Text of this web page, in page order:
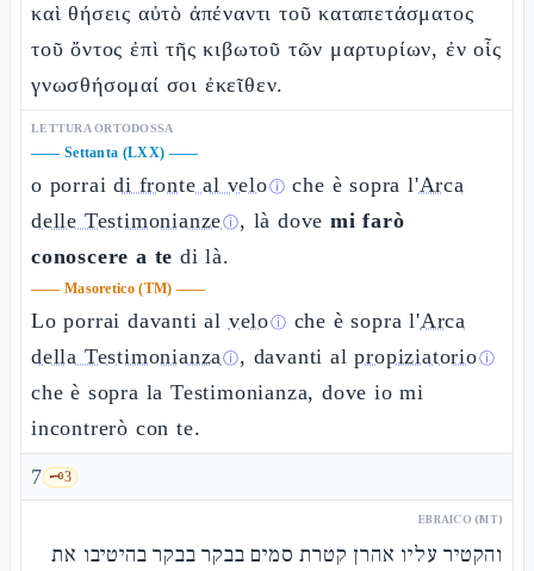
καὶ θήσεις αὐτὸ ἀπέναντι τοῦ καταπετάσματος
τοῦ ὄντος ἐπὶ τῆς κιβωτοῦ τῶν μαρτυρίων, ἐν οἷς
γνωσθήσομαί σοι ἐκεῖθεν.
LETTURA ORTODOSSA
—— Settanta (LXX) ——
o porraidi fronte al veloⓘ che è sopra l'Arca
delle Testimonianzeⓘ, là dovemi farò
conoscere a te di là.
—— Masoretico (TM) ——
Lo porrai davanti al veloⓘ che è sopra l'Arca
della Testimonianzaⓘ, davanti alpropiziatorioⓘ
che è sopra la Testimonianza, dove io mi
incontrerò con te.
7 🗝️3
EBRAICO (MT)
והקטיר עליו אהרן קטרת סמים בבקר בבקר בהיטיבו את